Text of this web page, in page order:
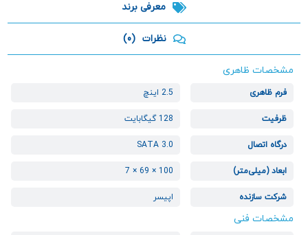
معرفی برند
نظرات (0)
مشخصات ظاهری
فرم ظاهری 2.5 اینچ
ظرفیت 128 گیگابایت
درگاه اتصال SATA 3.0
ابعاد (میلی‌متر) 100 × 69 × 7
شرکت سازنده اپیسر
مشخصات فنی